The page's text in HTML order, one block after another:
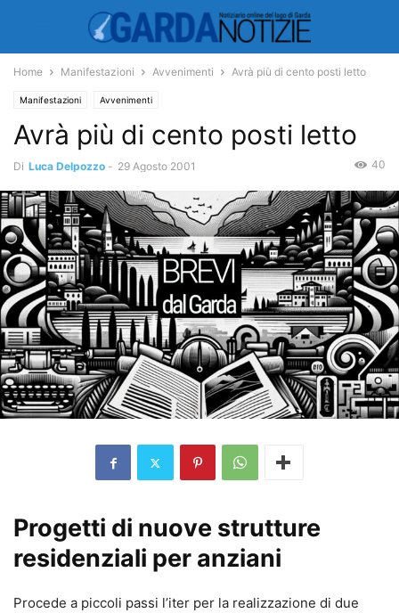
Home Manifestazioni Avvenimenti Avrà più di cento posti letto
Manifestazioni Avvenimenti
Avrà più di cento posti letto
Di Luca Delpozzo - 29 Agosto 2001 40
Progetti di nuove strutture
residenziali per anziani
Procede a piccoli passi l’iter per la realizzazione di due